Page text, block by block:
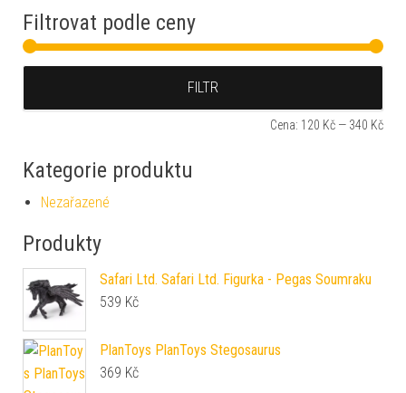
Filtrovat podle ceny
FILTR
Cena: 120 Kč — 340 Kč
Kategorie produktu
Nezařazené
Produkty
Safari Ltd. Safari Ltd. Figurka - Pegas Soumraku
539 Kč
PlanToys PlanToys Stegosaurus
369 Kč